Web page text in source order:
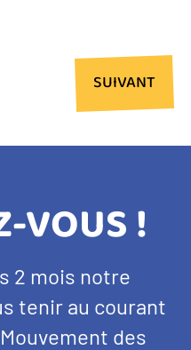
PAGE
SUIVANT
VOUS !
2 mois notre
tenir au courant
des